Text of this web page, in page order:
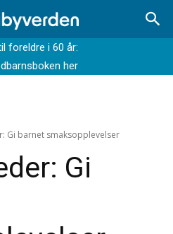
foreldre i 60 år:
her
Gi barnet smaksopplevelser
Gi